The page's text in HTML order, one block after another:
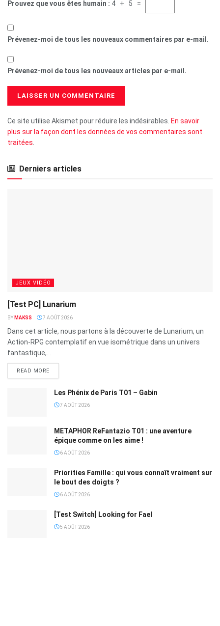
Prouvez que vous êtes humain : 4 + 5 =
Prévenez-moi de tous les nouveaux commentaires par e-mail.
Prévenez-moi de tous les nouveaux articles par e-mail.
Ce site utilise Akismet pour réduire les indésirables. En savoir
plus sur la façon dont les données de vos commentaires sont
traitées
Derniers articles
JEUX VIDÉO
[Test PC] Lunarium
BY MAKSS 7 AOÛT 2026
Dans cet article, nous partons à la découverte de Lunarium, un
Action-RPG contemplatif en vue isométrique dans un univers
fantastique,...
READ MORE
Les Phénix de Paris T01 – Gabin
7 AOÛT 2026
METAPHOR ReFantazio T01 : une aventure
épique comme on les aime !
6 AOÛT 2026
Priorities Famille : qui vous connaît vraiment sur
le bout des doigts ?
6 AOÛT 2026
[Test Switch] Looking for Fael
5 AOÛT 2026